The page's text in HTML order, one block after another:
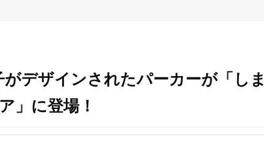
がデザインされたパーカーが「しま
」に登場！